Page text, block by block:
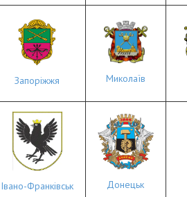
Запоріжжя Миколаїв
Івано-Франківськ Донецьк